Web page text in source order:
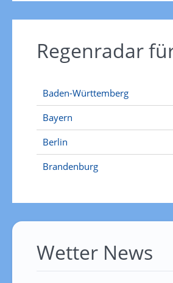
Regenradar
Baden-Württemberg
Bayern
Berlin
Brandenburg
Wetter News